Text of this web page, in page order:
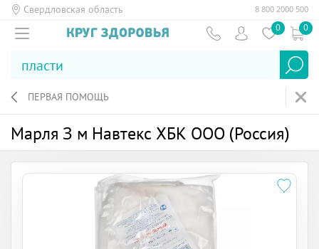
Свердловская область 8 800 2000 500
0 0
ПЕРВАЯ ПОМОЩЬ
Марля 3 м Навтекс ХБК ООО (Россия)